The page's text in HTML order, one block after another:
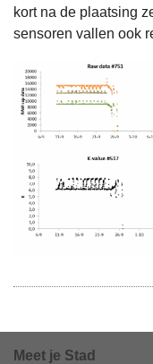
kort na de plaatsing
sensoren vallen ook
Meet je Stad